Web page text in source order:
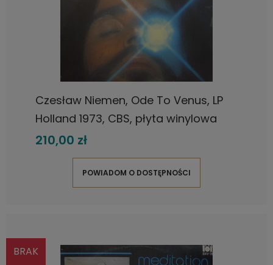
Czesław Niemen, Ode To Venus, LP
Holland 1973, CBS, płyta winylowa
210,00 zł
POWIADOM O DOSTĘPNOŚCI
BRAK